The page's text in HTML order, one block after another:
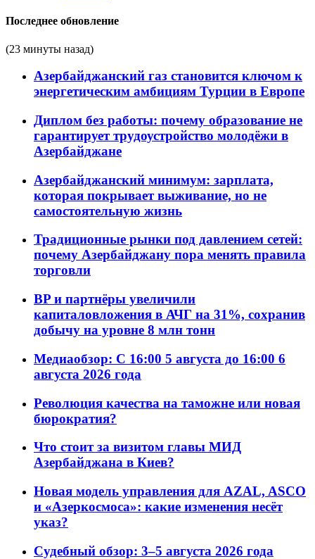
Последнее обновление
(23 минуты назад)
Азербайджанский газ становится ключом к
энергетическим амбициям Турции в Европе
Диплом без работы: почему образование не
гарантирует трудоустройство молодёжи в
Азербайджане
Азербайджанский минимум: зарплата,
которая покрывает выживание, но не
самостоятельную жизнь
Традиционные рынки под давлением сетей:
почему Азербайджану пора менять правила
торговли
BP и партнёры увеличили
капиталовложения в АЧГ на 31%, сохранив
добычу на уровне 8 млн тонн
Медиаобзор: С 16:00 5 августа до 16:00 6
августа 2026 года
Революция качества на таможне или новая
бюрократия?
Что стоит за визитом главы МИД
Азербайджана в Киев?
Новая модель управления для AZAL, ASCO
и «Азеркосмоса»: какие изменения несёт
указ?
Судебный обзор: 3–5 августа 2026 года